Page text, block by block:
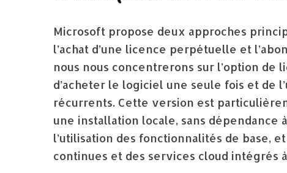
Microsoft propose deux approches
l’achat d’une licence perpétuelle et
nous nous concentrerons sur l’option
d’acheter le logiciel une seule fois et de
récurrents. Cette version est
une installation locale, sans
l’utilisation des fonctionnalités de base,
continues et des services cloud intégrés